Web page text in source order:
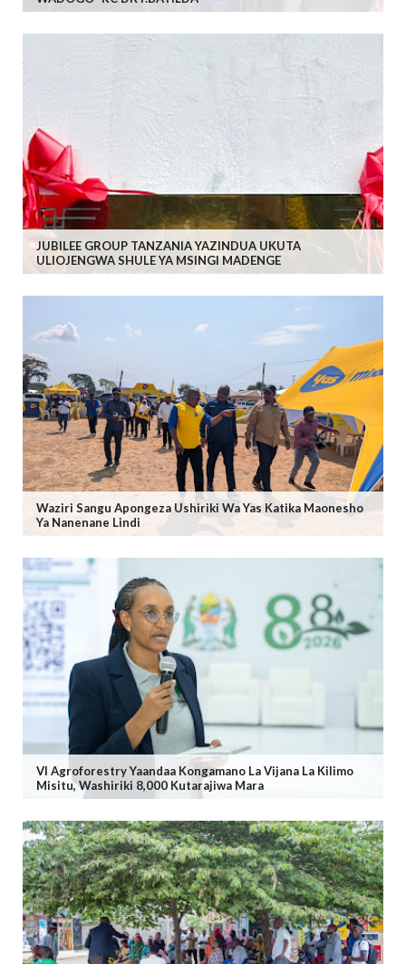
JUBILEE GROUP TANZANIA YAZINDUA UKUTA
ULIOJENGWA SHULE YA MSINGI MADENGE
Waziri Sangu Apongeza Ushiriki Wa Yas Katika Maonesho
Ya Nanenane Lindi
VI Agroforestry Yaandaa Kongamano La Vijana La Kilimo
Misitu, Washiriki 8,000 Kutarajiwa Mara